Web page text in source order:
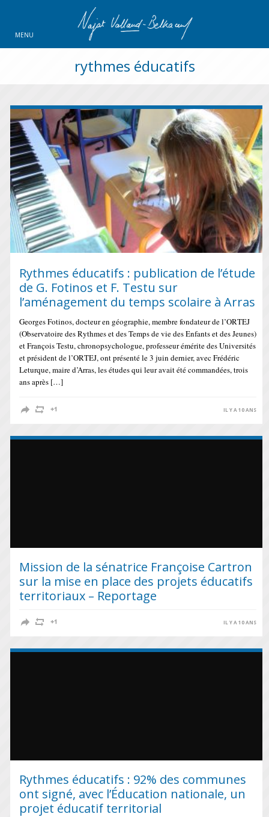
MENU
rythmes éducatifs
Rythmes éducatifs : publication de l’étude
de G. Fotinos et F. Testu sur
l’aménagement du temps scolaire à Arras
Georges Fotinos, docteur en géographie, membre fondateur de l’ORTEJ
(Observatoire des Rythmes et des Temps de vie des Enfants et des Jeunes)
et François Testu, chronopsychologue, professeur émérite des Universités
et président de l’ORTEJ, ont présenté le 3 juin dernier, avec Frédéric
Leturque, maire d’Arras, les études qui leur avait été commandées, trois
ans après […]
IL Y A 10 ANS
Mission de la sénatrice Françoise Cartron
sur la mise en place des projets éducatifs
territoriaux – Reportage
IL Y A 10 ANS
Rythmes éducatifs : 92% des communes
ont signé, avec l’Éducation nationale, un
projet éducatif territorial